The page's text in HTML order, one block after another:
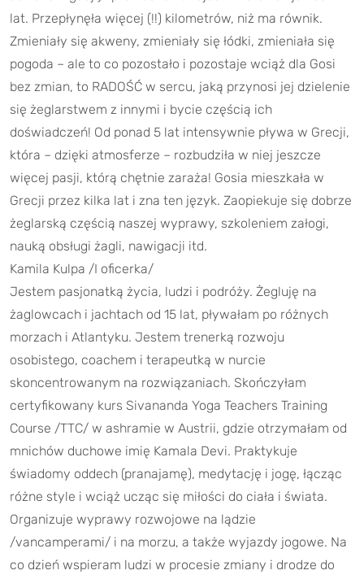
lat. Przepłynęła więcej (!!) kilometrów, niż ma równik.
Zmieniały się akweny, zmieniały się łódki, zmieniała się
pogoda – ale to co pozostało i pozostaje wciąż dla Gosi
bez zmian, to RADOŚĆ w sercu, jaką przynosi jej dzielenie
się żeglarstwem z innymi i bycie częścią ich
doświadczeń! Od ponad 5 lat intensywnie pływa w Grecji,
która – dzięki atmosferze – rozbudziła w niej jeszcze
więcej pasji, którą chętnie zaraża! Gosia mieszkała w
Grecji przez kilka lat i zna ten język. Zaopiekuje się dobrze
żeglarską częścią naszej wyprawy, szkoleniem załogi,
nauką obsługi żagli, nawigacji itd.
Kamila Kulpa /I oficerka/
Jestem pasjonatką życia, ludzi i podróży. Żegluję na
żaglowcach i jachtach od 15 lat, pływałam po różnych
morzach i Atlantyku. Jestem trenerką rozwoju
osobistego, coachem i terapeutką w nurcie
skoncentrowanym na rozwiązaniach. Skończyłam
certyfikowany kurs Sivananda Yoga Teachers Training
Course /TTC/ w ashramie w Austrii, gdzie otrzymałam od
mnichów duchowe imię Kamala Devi. Praktykuje
świadomy oddech (pranajamę), medytację i jogę, łącząc
różne style i wciąż ucząc się miłości do ciała i świata.
Organizuje wyprawy rozwojowe na lądzie
/vancamperami/ i na morzu, a także wyjazdy jogowe. Na
co dzień wspieram ludzi w procesie zmiany i drodze do